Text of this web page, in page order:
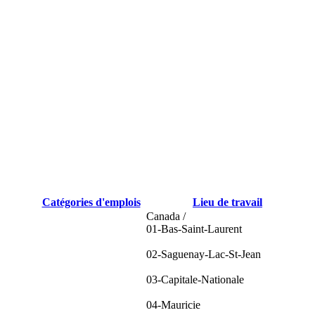
Catégories d'emplois Lieu de travail
Canada /
01-Bas-Saint-Laurent
02-Saguenay-Lac-St-Jean
03-Capitale-Nationale
04-Mauricie